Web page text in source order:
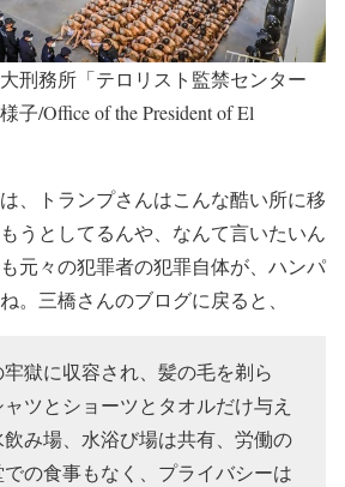
刑務所「テロリスト監禁センター
子/Office of the President of El
、トランプさんはこんな酷い所に移
うとしてるんや、なんて言いたいん
元々の犯罪者の犯罪自体が、ハンパ
。三橋さんのブログに戻ると、
獄に収容され、髪の毛を剃ら
ツとショーツとタオルだけ与え
み場、水浴び場は共有、労働の
の食事もなく、プライバシーは